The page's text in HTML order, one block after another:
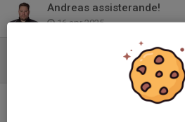
Andreas assisterande!
16 apr 2025
Välkommen Christer!